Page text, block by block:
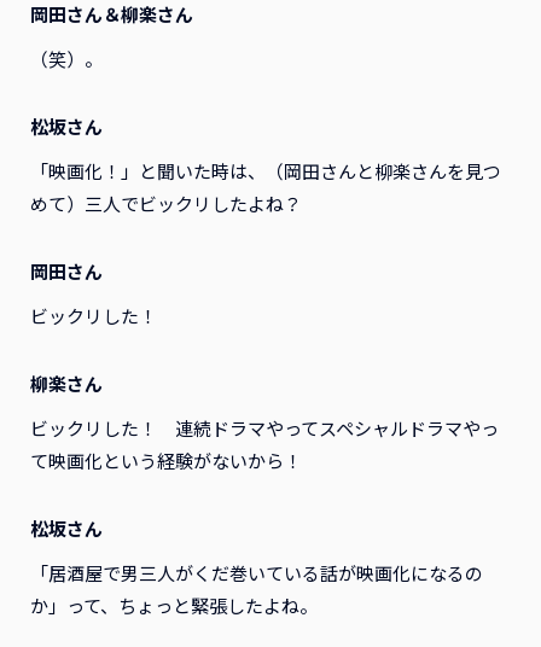
岡田さん＆柳楽さん
（笑）。
松坂さん
「映画化！」と聞いた時は、（岡田さんと柳楽さんを見つ
めて）三人でビックリしたよね？
岡田さん
ビックリした！
柳楽さん
ビックリした！ 連続ドラマやってスペシャルドラマやっ
て映画化という経験がないから！
松坂さん
「居酒屋で男三人がくだ巻いている話が映画化になるの
か」って、ちょっと緊張したよね。